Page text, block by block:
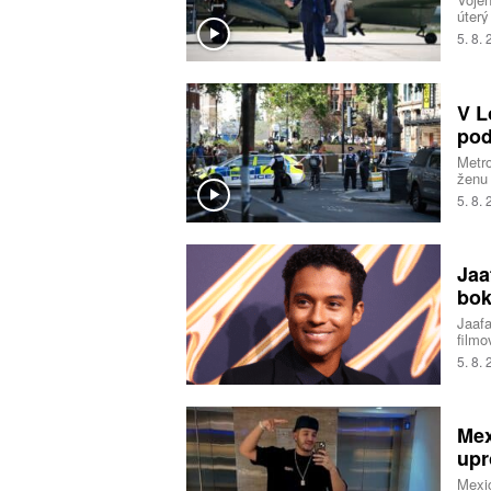
jestli
5. 8.
V
na
5. 8.
tají.
5. 8.